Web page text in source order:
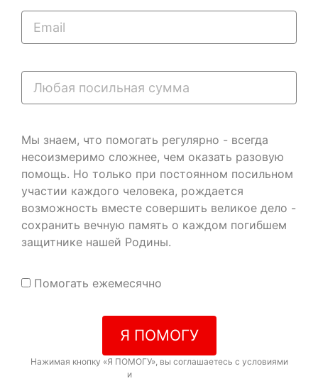
Мы знаем, что помогать регулярно - всегда
несоизмеримо сложнее, чем оказать разовую
помощь. Но только при постоянном посильном
участии каждого человека, рождается
возможность вместе совершить великое дело -
сохранить вечную память о каждом погибшем
защитнике нашей Родины.
Помогать ежемесячно
Я ПОМОГУ
Нажимая кнопку «Я ПОМОГУ», вы соглашаетесь с условиями
и